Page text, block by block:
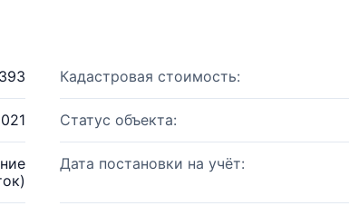
Кадастровая стоимость:
Статус объекта:
Дата постановки на учёт: